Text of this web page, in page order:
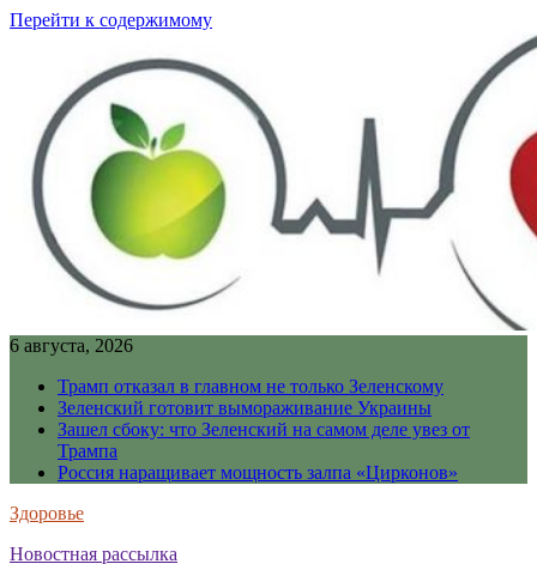
Перейти к содержимому
6 августа, 2026
Трамп отказал в главном не только Зеленскому
Зеленский готовит вымораживание Украины
Зашел сбоку: что Зеленский на самом деле увез от
Трампа
Россия наращивает мощность залпа «Цирконов»
Здоровье
Новостная рассылка